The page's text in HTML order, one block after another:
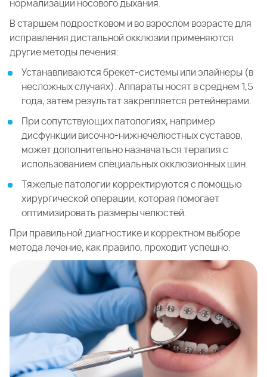
нормализации носового дыхания.
В старшем подростковом и во взрослом возрасте для
исправления дистальной окклюзии применяются
другие методы лечения:
Устанавливаются брекет-системы или элайнеры (в
несложных случаях). Аппараты носят в среднем 1,5
года, затем результат закрепляется ретейнерами.
При сопутствующих патологиях, например
дисфункции височно-нижнечелюстных суставов,
может дополнительно назначаться терапия с
использованием специальных окклюзионных шин.
Тяжелые патологии корректируются с помощью
хирургической операции, которая помогает
оптимизировать размеры челюстей.
При правильной диагностике и корректном выборе
метода лечение, как правило, проходит успешно.